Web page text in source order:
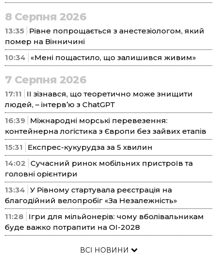
8 Серпня 2026
13:35 Рівне попрощається з анестезіологом, який
помер на Вінничині
10:34
«Мені пощастило, що залишився живим»
7 Серпня 2026
17:11
ІІ зізнався, що теоретично може знищити
людей, – інтерв’ю з ChatGPT
16:39 Міжнародні морські перевезення:
контейнерна логістика з Європи без зайвих етапів
15:31
Експрес-кукурудза за 5 хвилин
14:02 Сучасний ринок мобільних пристроїв та
головні орієнтири
13:34 У Рівному стартувала реєстрація на
благодійний велопробіг «За Незалежність»
11:28
Ігри для мільйонерів: чому вболівальникам
буде важко потрапити на ОІ-2028
ВСІ НОВИНИ